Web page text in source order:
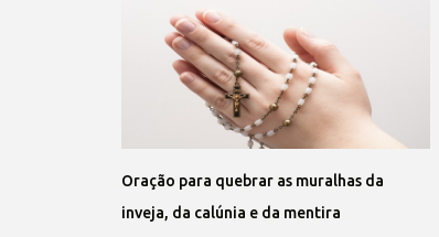
Oração para quebrar as muralhas da
inveja, da calúnia e da mentira